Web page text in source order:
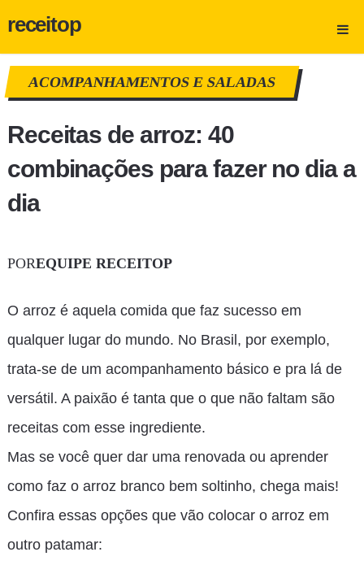
receitop
ACOMPANHAMENTOS E SALADAS
Receitas de arroz: 40
combinações para fazer no dia a
dia
POREQUIPE RECEITOP
O arroz é aquela comida que faz sucesso em
qualquer lugar do mundo. No Brasil, por exemplo,
trata-se de um acompanhamento básico e pra lá de
versátil. A paixão é tanta que o que não faltam são
receitas com esse ingrediente.
Mas se você quer dar uma renovada ou aprender
como faz o arroz branco bem soltinho, chega mais!
Confira essas opções que vão colocar o arroz em
outro patamar: